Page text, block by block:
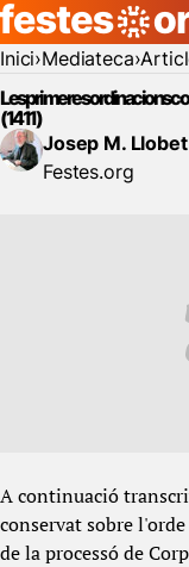
Inici Mediateca
Les primeres ordinacions
(1411)
Josep M.
Festes.org
A continuació
conservat sobre
de la processó de